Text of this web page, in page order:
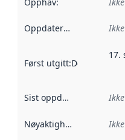
Oppdateringsfrekvens :
Først utgitt:Denne
17.
Sist oppdatert
Nøyaktighet